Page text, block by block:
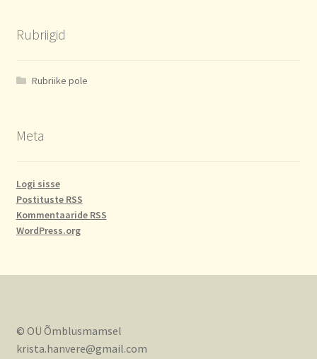
Rubriigid
Rubriike pole
Meta
Logi sisse
Postituste RSS
Kommentaaride RSS
WordPress.org
© OÜ Õmblusmamsel
krista.hanvere@gmail.com